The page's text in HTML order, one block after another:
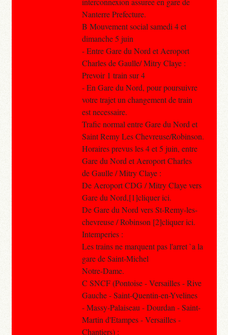
Nanterre Prefecture.
B Mouvement social samedi 4 et
dimanche 5 juin
- Entre Gare du Nord et Aeroport
Charles de Gaulle/ Mitry Claye :
Prevoir 1 train sur 4
- En Gare du Nord, pour poursuivre
votre trajet un changement de train
est necessaire.
Trafic normal entre Gare du Nord et
Saint Remy Les Chevreuse/Robinson.
Horaires prevus les 4 et 5 juin, entre
Gare du Nord et Aeroport Charles
de Gaulle / Mitry Claye :
De Aeroport CDG / Mitry Claye vers
Gare du Nord,[1]cliquer ici.
De Gare du Nord vers St-Remy-les-
chevreuse / Robinson [2]cliquer ici.
Intemperies :
Les trains ne marquent pas l'arret `a la
gare de Saint-Michel
Notre-Dame.
C SNCF (Pontoise - Versailles - Rive
Gauche - Saint-Quentin-en-Yvelines
- Massy-Palaiseau - Dourdan - Saint-
Martin d'Etampes - Versailles -
Chantiers) :